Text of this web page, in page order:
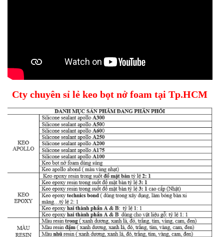
Cty chuyên sỉ lẻ keo bọt nở foam tại Tp.HCM